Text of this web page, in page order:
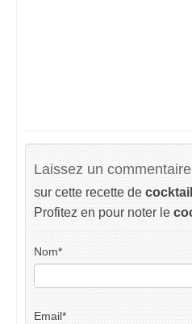
Laissez un
sur cette recette de cocktail
Profitez en pour noter le
Nom*
Email*